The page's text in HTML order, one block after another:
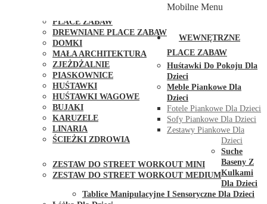
PLACE ZABAW
DREWNIANE PLACE ZABAW
DOMKI
MAŁA ARCHITEKTURA
ZJEŻDŻALNIE
PIASKOWNICE
HUŚTAWKI
HUŚTAWKI WAGOWE
BUJAKI
KARUZELE
LINARIA
ŚCIEŻKI ZDROWIA
ZESTAW DO STREET WORKOUT MINI
ZESTAW DO STREET WORKOUT MEDIUM
Mobilne Menu
WEWNĘTRZNE
PLACE ZABAW
Huśtawki Do Pokoju Dla
Dzieci
Meble Piankowe Dla
Dzieci
Fotele Piankowe Dla Dzieci
Sofy Piankowe Dla Dzieci
Zestawy Piankowe Dla
Dzieci
Suche
Baseny Z
Kulkami
Dla Dzieci
Tablice Manipulacyjne I Sensoryczne Dla Dzieci